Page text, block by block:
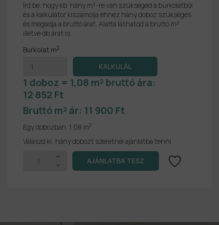
Írd be, hogy kb. hány m²-re van szükséged a burkolatból
és a kalkulátor kiszámolja ehhez hány doboz szükséges
és megadja a bruttó árat. Alatta láthatod a bruttó m²
illetve db árat is.
Burkolat m2
1 doboz = 1,08 m² bruttó ára:
12 852 Ft
Bruttó m² ár: 11 900 Ft
Egy dobozban: 1,08 m2
Válaszd ki, hány dobozt szeretnél ajánlatba tenni.